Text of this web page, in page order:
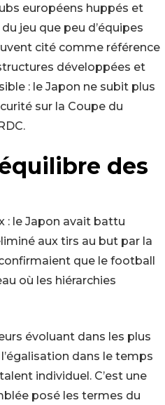
européens huppés et
jeu que peu d’équipes
cité comme référence
développées et
: le Japon ne subit plus
sur la Coupe du
des
: le Japon avait battu
aux tirs au but par la
que le football
où les hiérarchies
évoluant dans les plus
dans le temps
individuel. C’est une
posé les termes du